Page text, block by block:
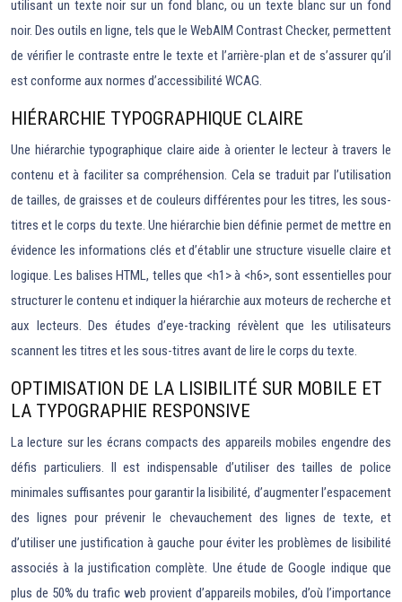
utilisant un texte noir sur un fond blanc, ou un texte blanc sur un fond
noir. Des outils en ligne, tels que le WebAIM Contrast Checker, permettent
de vérifier le contraste entre le texte et l’arrière-plan et de s’assurer qu’il
est conforme aux normes d’accessibilité WCAG.
HIÉRARCHIE TYPOGRAPHIQUE CLAIRE
Une hiérarchie typographique claire aide à orienter le lecteur à travers le
contenu et à faciliter sa compréhension. Cela se traduit par l’utilisation
de tailles, de graisses et de couleurs différentes pour les titres, les sous-
titres et le corps du texte. Une hiérarchie bien définie permet de mettre en
évidence les informations clés et d’établir une structure visuelle claire et
logique. Les balises HTML, telles que <h1> à <h6>, sont essentielles pour
structurer le contenu et indiquer la hiérarchie aux moteurs de recherche et
aux lecteurs. Des études d’eye-tracking révèlent que les utilisateurs
scannent les titres et les sous-titres avant de lire le corps du texte.
OPTIMISATION DE LA LISIBILITÉ SUR MOBILE ET
LA TYPOGRAPHIE RESPONSIVE
La lecture sur les écrans compacts des appareils mobiles engendre des
défis particuliers. Il est indispensable d’utiliser des tailles de police
minimales suffisantes pour garantir la lisibilité, d’augmenter l’espacement
des lignes pour prévenir le chevauchement des lignes de texte, et
d’utiliser une justification à gauche pour éviter les problèmes de lisibilité
associés à la justification complète. Une étude de Google indique que
plus de 50% du trafic web provient d’appareils mobiles, d’où l’importance